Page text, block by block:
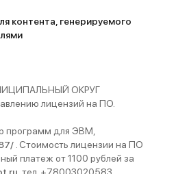
контента, генерируемого
ОКРУГ
лицензий на ПО.
программ для ЭВМ,
. Стоимость лицензии на ПО
платеж от 1100 рублей за